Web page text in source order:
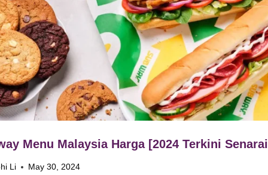
Menu Malaysia Harga [2024 Terkini
Li May 30, 2024